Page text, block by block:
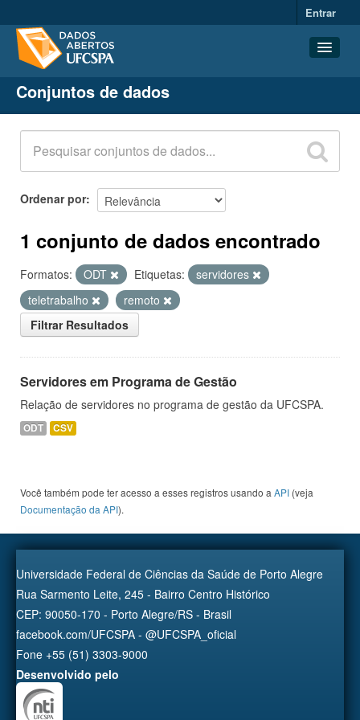
Entrar
Conjuntos de dados
Organizações
Grupos
Sobre
Conjuntos de dados
Ordenar por
1 conjunto de dados encontrado
Formatos: ODT Etiquetas:
servidores
teletrabalho
remoto
Filtrar Resultados
Servidores em Programa de Gestão
Relação de servidores no programa de gestão da UFCSPA.
ODT CSV
Você também pode ter acesso a esses registros usando a API (veja
Documentação da API).
Universidade Federal de Ciências da Saúde de Porto Alegre
Rua Sarmento Leite, 245 - Bairro Centro Histórico
CEP: 90050-170 - Porto Alegre/RS - Brasil
facebook.com/UFCSPA - @UFCSPA_oficial
Fone +55 (51) 3303-9000
Desenvolvido pelo